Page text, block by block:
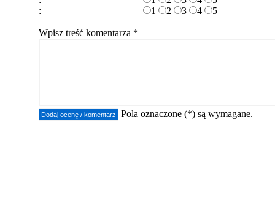
:
1 2 3 4 5
Wpisz treść komentarza *
Pola oznaczone (*) są wymagane.